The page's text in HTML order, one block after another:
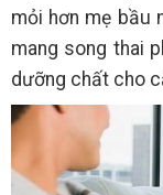
mỏi hơn mẹ bầu
mang song thai
dưỡng chất cho